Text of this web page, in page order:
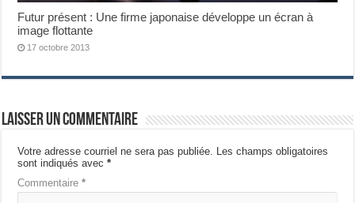
Futur présent : Une firme japonaise développe un écran à
image flottante
17 octobre 2013
Laisser un commentaire
Votre adresse courriel ne sera pas publiée. Les champs obligatoires
sont indiqués avec*
Commentaire*